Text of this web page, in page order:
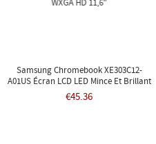
Samsung Chromebook XE303C12-
A01US Écran LCD LED Mince Et Brillant
WXGA HD 11,6"
€45.36